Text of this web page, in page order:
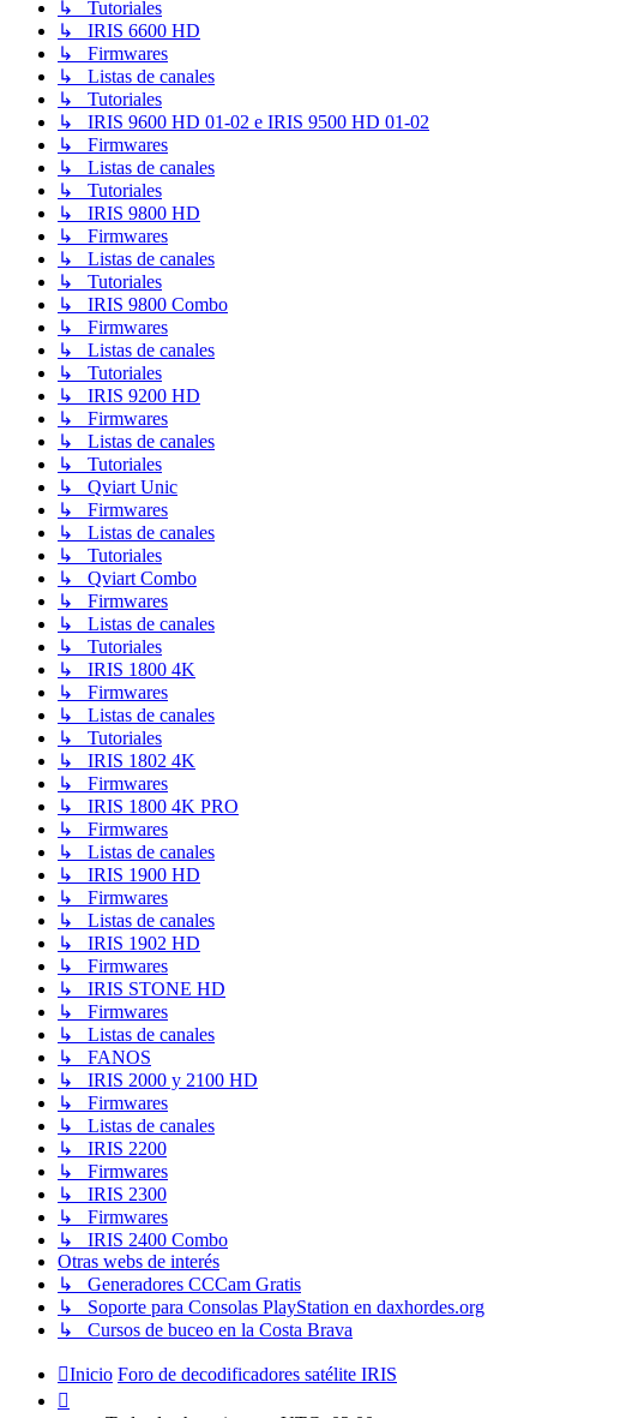
↳ Tutoriales
↳ IRIS 6600 HD
↳ Firmwares
↳ Listas de canales
↳ Tutoriales
↳ IRIS 9600 HD 01-02 e IRIS 9500 HD 01-02
↳ Firmwares
↳ Listas de canales
↳ Tutoriales
↳ IRIS 9800 HD
↳ Firmwares
↳ Listas de canales
↳ Tutoriales
↳ IRIS 9800 Combo
↳ Firmwares
↳ Listas de canales
↳ Tutoriales
↳ IRIS 9200 HD
↳ Firmwares
↳ Listas de canales
↳ Tutoriales
↳ Qviart Unic
↳ Firmwares
↳ Listas de canales
↳ Tutoriales
↳ Qviart Combo
↳ Firmwares
↳ Listas de canales
↳ Tutoriales
↳ IRIS 1800 4K
↳ Firmwares
↳ Listas de canales
↳ Tutoriales
↳ IRIS 1802 4K
↳ Firmwares
↳ IRIS 1800 4K PRO
↳ Firmwares
↳ Listas de canales
↳ IRIS 1900 HD
↳ Firmwares
↳ Listas de canales
↳ IRIS 1902 HD
↳ Firmwares
↳ IRIS STONE HD
↳ Firmwares
↳ Listas de canales
↳ FANOS
↳ IRIS 2000 y 2100 HD
↳ Firmwares
↳ Listas de canales
↳ IRIS 2200
↳ Firmwares
↳ IRIS 2300
↳ Firmwares
↳ IRIS 2400 Combo
Otras webs de interés
↳ Generadores CCCam Gratis
↳ Soporte para Consolas PlayStation en daxhordes.org
↳ Cursos de buceo en la Costa Brava
Inicio Foro de decodificadores satélite IRIS